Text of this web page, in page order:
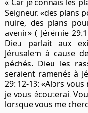
« Car je connais les
Seigneur, «des plans
nuire, des plans
avenir» ( Jérémie
Dieu parlait aux
Jérusalem à cause
péchés. Dieu les
seraient ramenés à
29: 12-13: «Alors
je vous écouterai.
lorsque vous me